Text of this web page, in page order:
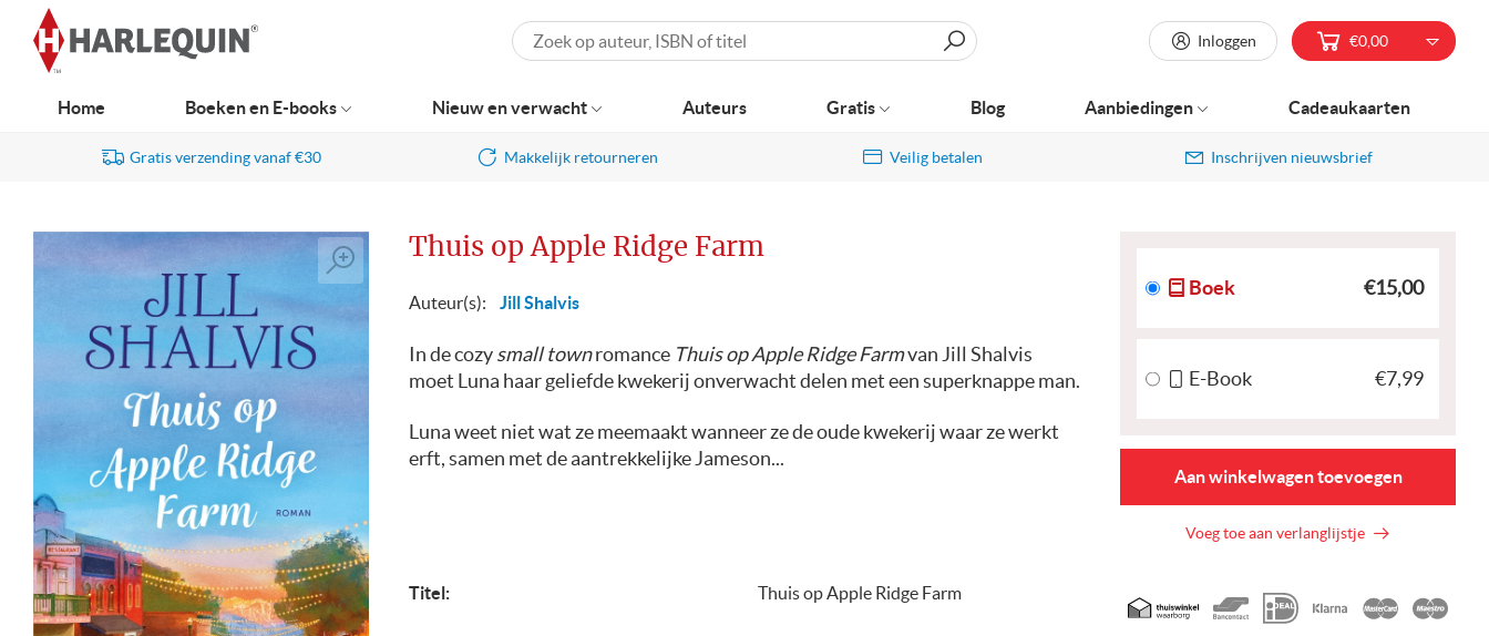
navigatie
Gratis verzending vanaf €30 Makkelijk retourneren Veilig betalen Inschrijven nieuwsbrief
Thuis op Apple Ridge Farm
Auteur(s): Jill Shalvis
In de cozysmall townromance Thuis op Apple Ridge Farmvan Jill Shalvis
moet Luna haar geliefde kwekerij onverwacht delen met een superknappe man.
Luna weet niet wat ze meemaakt wanneer ze de oude kwekerij waar ze werkt
erft, samen met de aantrekkelijke Jameson...
Titel: Thuis op Apple Ridge Farm
Boek €15,00
E-Book €7,99
Aan winkelwagen toevoegen
Voeg toe aan verlanglijstje
Geaccepteerde
betaalmethoden
Zoeken Inloggen €0,00
Home Boeken en E-books Nieuw en verwacht Auteurs Gratis Blog Aanbiedingen Cadeaukaarten